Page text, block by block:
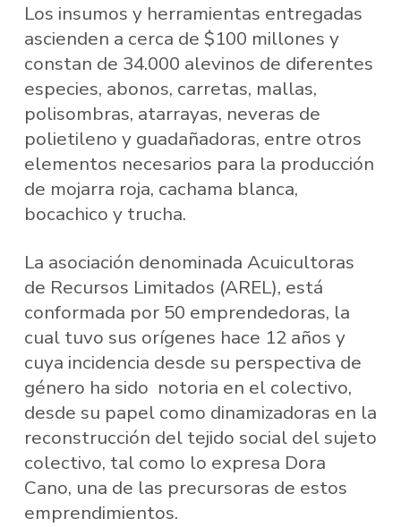
Los insumos y herramientas entregadas
ascienden a cerca de $100 millones y
constan de 34.000 alevinos de diferentes
especies, abonos, carretas, mallas,
polisombras, atarrayas, neveras de
polietileno y guadañadoras, entre otros
elementos necesarios para la producción
de mojarra roja, cachama blanca,
bocachico y trucha.
La asociación denominada Acuicultoras
de Recursos Limitados (AREL), está
conformada por 50 emprendedoras, la
cual tuvo sus orígenes hace 12 años y
cuya incidencia desde su perspectiva de
género ha sido notoria en el colectivo,
desde su papel como dinamizadoras en la
reconstrucción del tejido social del sujeto
colectivo, tal como lo expresa Dora
Cano, una de las precursoras de estos
emprendimientos.